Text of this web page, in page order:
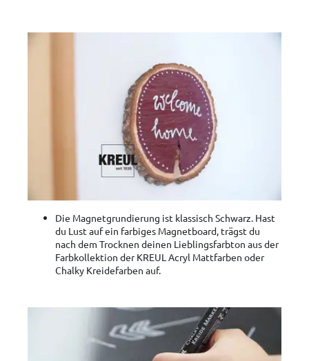
Die Magnetgrundierung ist klassisch Schwarz. Hast
du Lust auf ein farbiges Magnetboard, trägst du
nach dem Trocknen deinen Lieblingsfarbton aus der
Farbkollektion der KREUL Acryl Mattfarben oder
Chalky Kreidefarben auf.